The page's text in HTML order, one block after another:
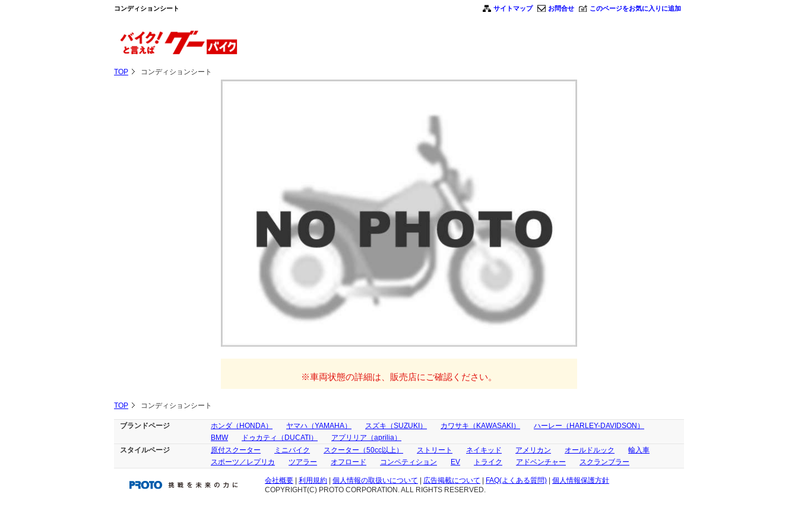
コンディションシート サイトマップ お問合せ このページをお気に入りに追加
TOP コンディションシート
※車両状態の詳細は、販売店にご確認ください。
TOP コンディションシート
ブランドページ ホンダ（HONDA） ヤマハ（YAMAHA） スズキ（SUZUKI） カワサキ（KAWASAKI）
ハーレー（HARLEY-DAVIDSON）
BMW
ドゥカティ（DUCATI）
アプリリア（aprilia）
スタイルページ
原付スクーター ミニバイク スクーター（50cc以上） ストリート ネイキッド アメリカン オールドルック
輸入車
スポーツ／レプリカ
ツアラー オフロード コンペティション EV トライク アドベンチャー スクランブラー
会社概要 利用規約 個人情報の取扱いについて 広告掲載について FAQ(よくある質問)
個人情報保護方針
COPYRIGHT(C) PROTO CORPORATION. ALL RIGHTS RESERVED.